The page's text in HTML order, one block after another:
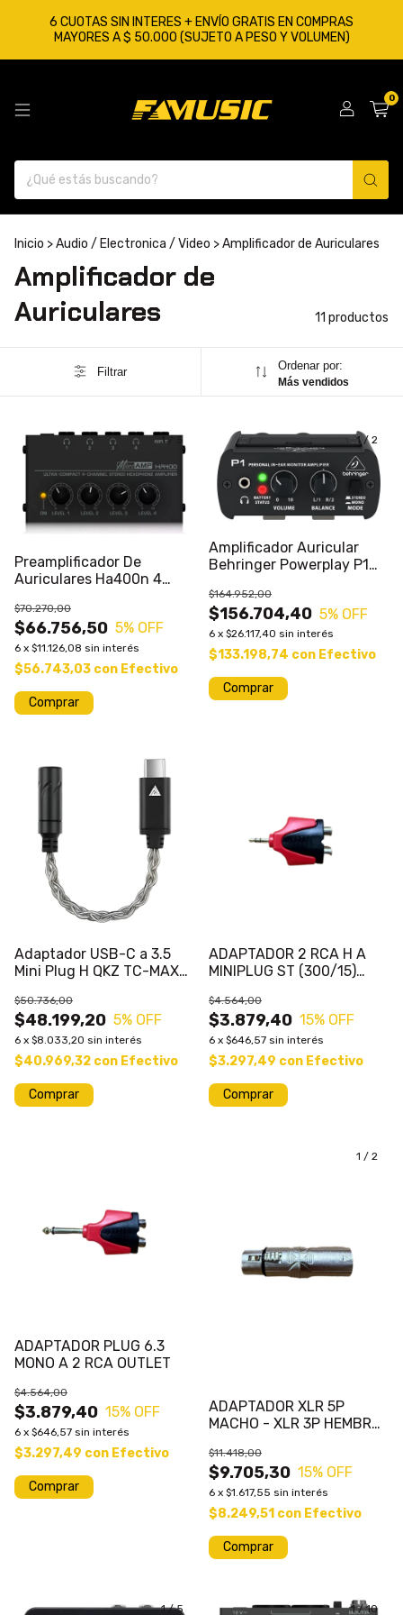
6 CUOTAS SIN INTERES + ENVÍO GRATIS EN COMPRAS
MAYORES A $ 50.000 (SUJETO A PESO Y VOLUMEN)
0
Inicio >Audio / Electronica / Video >Amplificador de Auriculares
Amplificador de
Auriculares
11 productos
Filtrar Ordenar por:
Más vendidos
1/ 5
Preamplificador De
Auriculares Ha400n 4
$66.756,50
$70.270,00
5% OFF
6 x $11.126,08 sin interés
$56.743,03 con Efectivo
1/2
Amplificador Auricular
Behringer Powerplay P1
$156.704,40
$164.952,00
5% OFF
6 x $26.117,40 sin interés
$133.198,74 con Efectivo
Adaptador USB-C a 3.5
Mini Plug H QKZ TC-MAX
$48.199,20
$50.736,00
5% OFF
6 x $8.033,20 sin interés
$40.969,32 con Efectivo
ADAPTADOR 2 RCA H A
MINIPLUG ST (300/15)
$3.879,40
$4.564,00
15% OFF
6 x $646,57 sin interés
$3.297,49 con Efectivo
ADAPTADOR PLUG 6.3
MONO A 2 RCA OUTLET
$3.879,40
$4.564,00
15% OFF
6 x $646,57 sin interés
$3.297,49 con Efectivo
1 / 2
ADAPTADOR XLR 5P
MACHO - XLR 3P HEMBRA
$9.705,30
$11.418,00
15% OFF
6 x $1.617,55 sin interés
$8.249,51 con Efectivo
1/5 1/10